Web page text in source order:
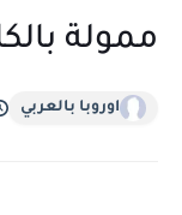
ممولة
اوروبا بالعربي